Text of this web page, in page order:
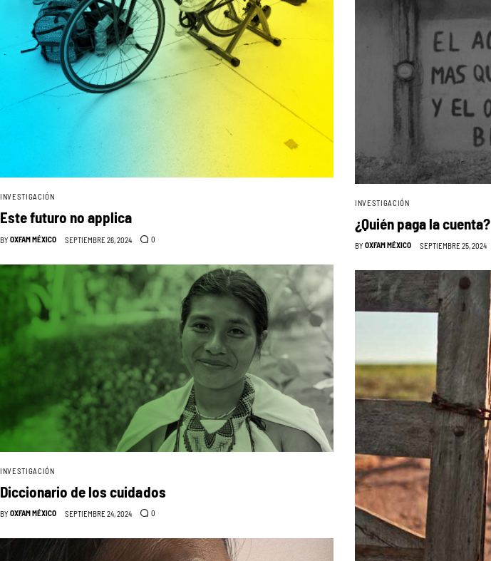
INVESTIGACIÓN
Este futuro no applica
BY OXFAM MÉXICO SEPTIEMBRE 26, 2024 0
INVESTIGACIÓN
¿Quién paga la cuenta?
BY OXFAM MÉXICO SEPTIEMBRE 25, 2024
INVESTIGACIÓN
Diccionario de los cuidados
BY OXFAM MÉXICO SEPTIEMBRE 24, 2024 0